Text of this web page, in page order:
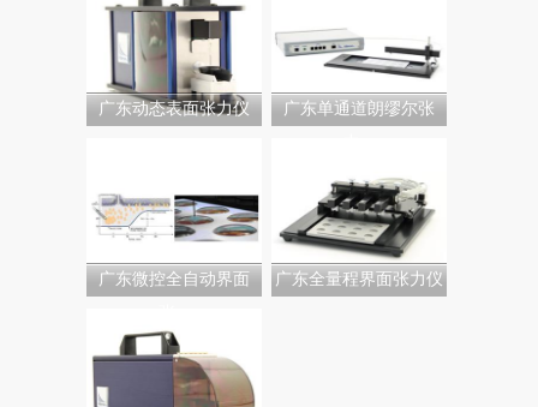
广东动态表面张力仪
广东单通道朗缪尔张
广东微控全自动界面
广东全量程界面张力仪